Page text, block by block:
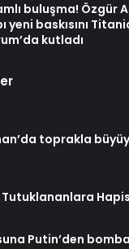
buluşma! Özgür
yeni baskısını
kutladı
toprakla
Tutuklananlara
Putin’den